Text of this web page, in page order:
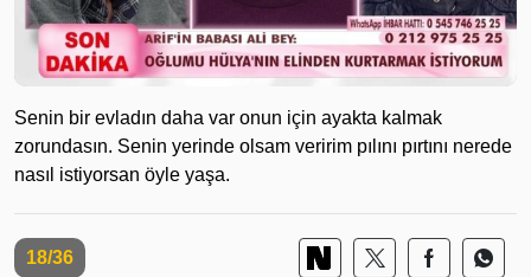
Senin bir evladın daha var onun için ayakta kalmak
zorundasın. Senin yerinde olsam veririm pılını pırtını nerede
nasıl istiyorsan öyle yaşa.
18/36